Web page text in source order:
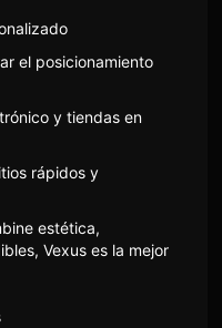
el posicionamiento
y tiendas en
rápidos y
estética,
Vexus es la mejor